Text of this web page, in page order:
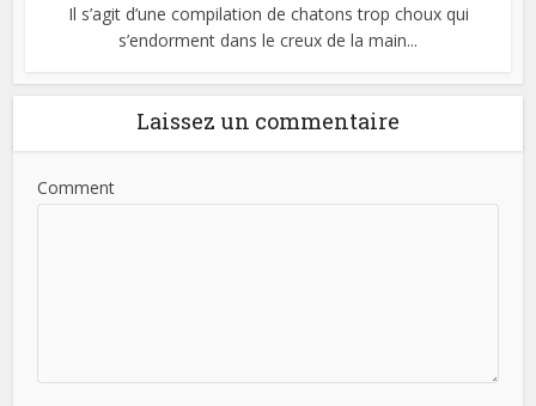
Il s’agit d’une compilation de chatons trop choux qui
s’endorment dans le creux de la main...
Laissez un commentaire
Comment